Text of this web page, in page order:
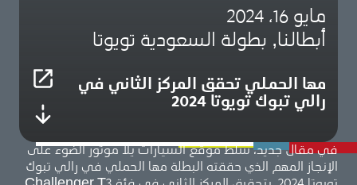
مايو 16، 2024
أبطالنا, بطولة السعودية تويوتا
مها الحملي تحقق المركز الثاني في
رالي تبوك تويوتا 2024
في مقال جديد، سلط موقع السيارات يلا موتور الضوء على
الإنجاز المهم الذي حققته البطلة مها الحملي في رالي تبوك